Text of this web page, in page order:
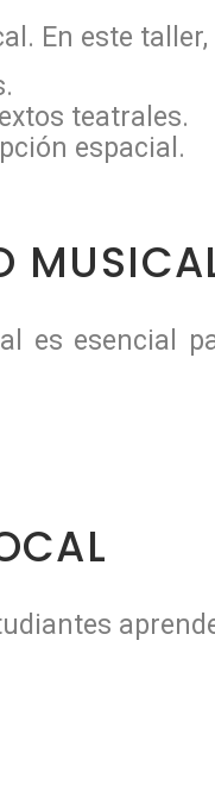
En este
teatrales.
espacial.
es esencial